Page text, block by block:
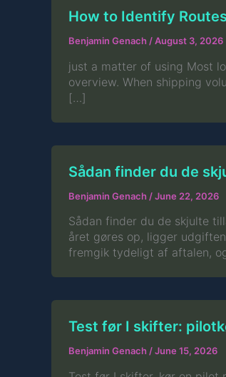
How to Identify
Benjamin Genach / August 3, 2026
just a matter of using Most
overview. When shipping
[…]
Sådan finder du de
Benjamin Genach /June 22, 2026
Sådan finder du de skjulte
året gøres op, ligger
fremgik tydeligt af aftalen,
Test før I skifter:
Benjamin Genach /June 15, 2026